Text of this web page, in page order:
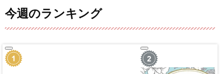
今週のランキング